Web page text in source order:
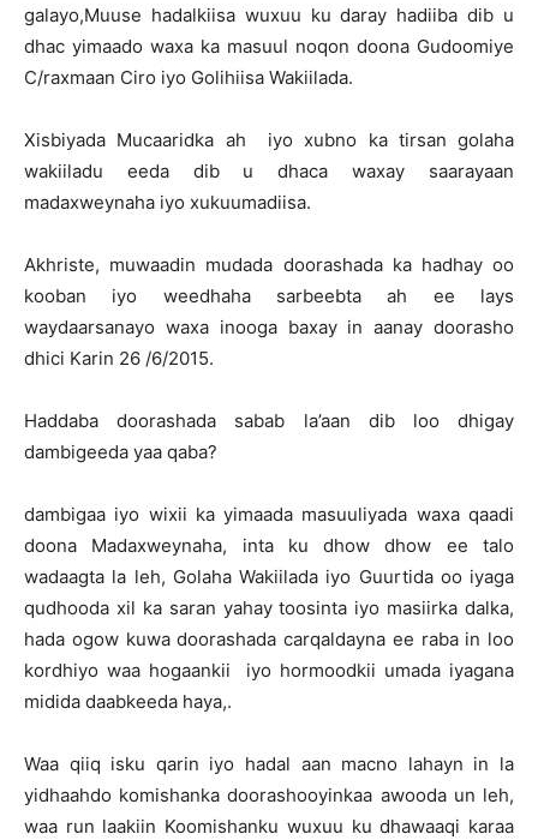
galayo,Muuse hadalkiisa wuxuu ku daray hadiiba dib u
dhac yimaado waxa ka masuul noqon doona Gudoomiye
C/raxmaan Ciro iyo Golihiisa Wakiilada.
Xisbiyada Mucaaridka ah iyo xubno ka tirsan golaha
wakiiladu eeda dib u dhaca waxay saarayaan
madaxweynaha iyo xukuumadiisa.
Akhriste, muwaadin mudada doorashada ka hadhay oo
kooban iyo weedhaha sarbeebta ah ee lays
waydaarsanayo waxa inooga baxay in aanay doorasho
dhici Karin 26 /6/2015.
Haddaba doorashada sabab la’aan dib loo dhigay
dambigeeda yaa qaba?
dambigaa iyo wixii ka yimaada masuuliyada waxa qaadi
doona Madaxweynaha, inta ku dhow dhow ee talo
wadaagta la leh, Golaha Wakiilada iyo Guurtida oo iyaga
qudhooda xil ka saran yahay toosinta iyo masiirka dalka,
hada ogow kuwa doorashada carqaldayna ee raba in loo
kordhiyo waa hogaankii iyo hormoodkii umada iyagana
midida daabkeeda haya,.
Waa qiiq isku qarin iyo hadal aan macno lahayn in la
yidhaahdo komishanka doorashooyinkaa awooda un leh,
waa run laakiin Koomishanku wuxuu ku dhawaaqi karaa